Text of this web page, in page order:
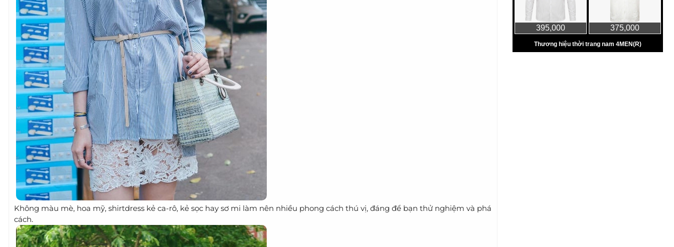
Không màu mè, hoa mỹ, shirtdress kẻ ca-rô, kẻ sọc hay sơ mi làm nên nhiều phong cách thú vị, đáng để bạn thử nghiệm và phá
cách.